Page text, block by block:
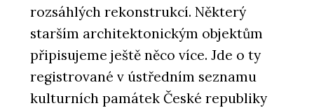
rozsáhlých rekonstrukcí. Některý
starším architektonickým objektům
připisujeme ještě něco více. Jde o ty
registrované v ústředním seznamu
kulturních památek České republiky